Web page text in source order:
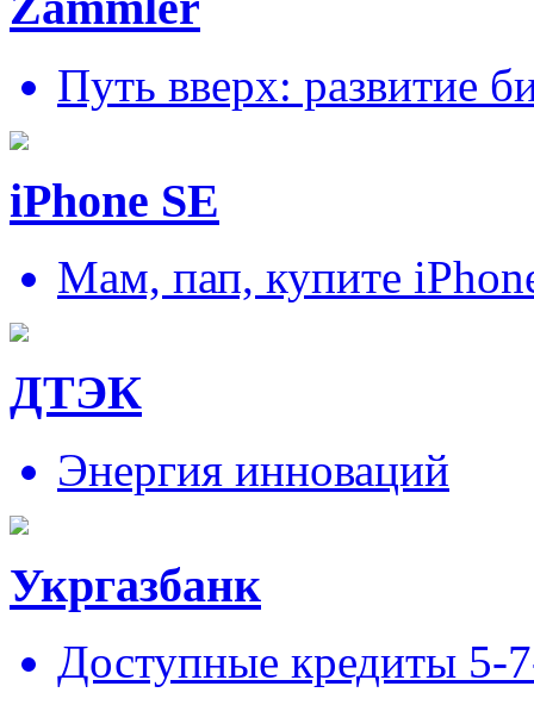
Путь вверх: развитие
iPhone SE
Мам, пап, купите
ДТЭК
Энергия инноваций
Укргазбанк
Доступные кредиты 5-